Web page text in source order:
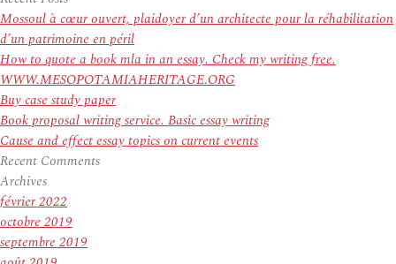
:Mossoul à cœur ouvert, plaidoyer d’un architecte pour la réhabilitation
d’un patrimoine en péril
How to quote a book mla in an essay. Check my writing free.
WWW.MESOPOTAMIAHERITAGE.ORG
Buy case study paper
Book proposal writing service. Basic essay writing
Cause and effect essay topics on current events
Recent Comments
Archives
février 2022
octobre 2019
septembre 2019